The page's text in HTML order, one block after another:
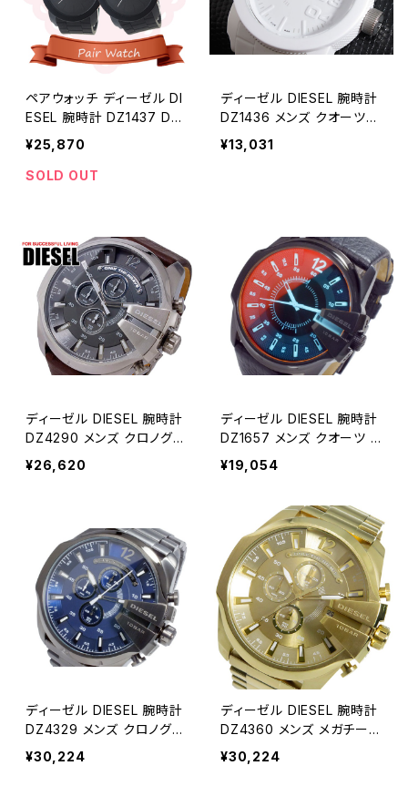
ペアウォッチ ディーゼル DI
ESEL 腕時計 DZ1437 DZ1
437 クォーツ ブラック
¥25,870
SOLD OUT
ディーゼル DIESEL 腕時計
DZ1436 メンズ クオーツ
ホワイト ホワイト
¥13,031
ディーゼル DIESEL 腕時計
DZ4290 メンズ クロノグラ
フ クオーツ ガンメタル ガン
¥26,620
ディーゼル DIESEL 腕時計
DZ1657 メンズ クオーツ ブ
ラック
¥19,054
ディーゼル DIESEL 腕時計
DZ4329 メンズ クロノグラ
フ クオーツ ブルーブラック
ブルー
¥30,224
ディーゼル DIESEL 腕時計
DZ4360 メンズ メガチーフ
クオーツ クロノグラフ ゴー
ルド ゴールド
¥30,224